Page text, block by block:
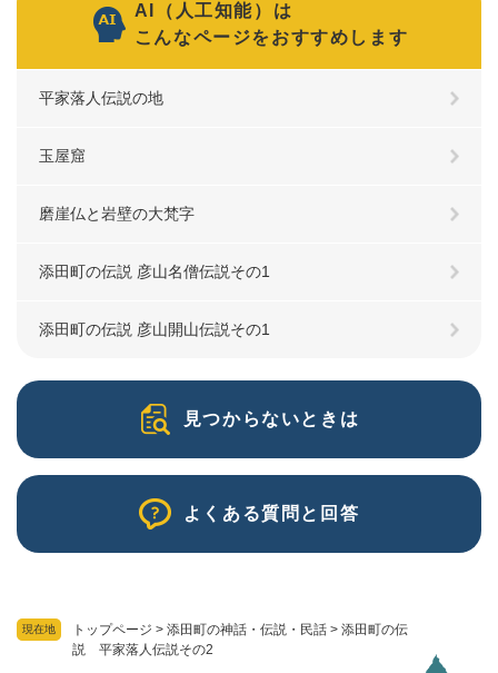
現在地 トップページ > 添田町の神話・伝説・民話 > 添田町の伝
説 平家落人伝説その2
AI（人工知能）は
こんなページをおすすめします
平家落人伝説の地
玉屋窟
磨崖仏と岩壁の大梵字
添田町の伝説 彦山名僧伝説その1
添田町の伝説 彦山開山伝説その1
見つからないときは
よくある質問と回答